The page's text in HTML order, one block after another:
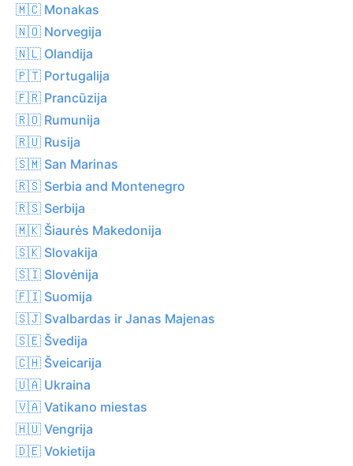
🇲🇨 Monakas
🇳🇴 Norvegija
🇳🇱 Olandija
🇵🇹 Portugalija
🇫🇷 Prancūzija
🇷🇴 Rumunija
🇷🇺 Rusija
🇸🇲 San Marinas
🇷🇸 Serbia and Montenegro
🇷🇸 Serbija
🇲🇰 Šiaurės Makedonija
🇸🇰 Slovakija
🇸🇮 Slovėnija
🇫🇮 Suomija
🇸🇯 Svalbardas ir Janas Majenas
🇸🇪 Švedija
🇨🇭 Šveicarija
🇺🇦 Ukraina
🇻🇦 Vatikano miestas
🇭🇺 Vengrija
🇩🇪 Vokietija